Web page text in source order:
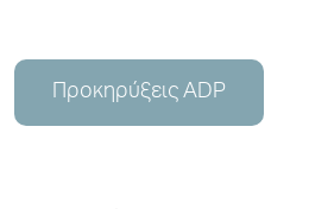
Προκηρύξεις ADP